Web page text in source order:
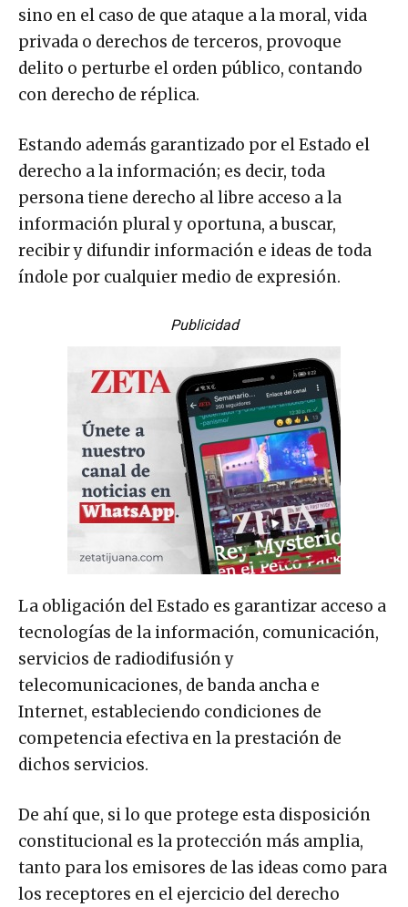
sino en el caso de que ataque a la moral, vida
privada o derechos de terceros, provoque
delito o perturbe el orden público, contando
con derecho de réplica.
Estando además garantizado por el Estado el
derecho a la información; es decir, toda
persona tiene derecho al libre acceso a la
información plural y oportuna, a buscar,
recibir y difundir información e ideas de toda
índole por cualquier medio de expresión.
Publicidad
La obligación del Estado es garantizar acceso a
tecnologías de la información, comunicación,
servicios de radiodifusión y
telecomunicaciones, de banda ancha e
Internet, estableciendo condiciones de
competencia efectiva en la prestación de
dichos servicios.
De ahí que, si lo que protege esta disposición
constitucional es la protección más amplia,
tanto para los emisores de las ideas como para
los receptores en el ejercicio del derecho